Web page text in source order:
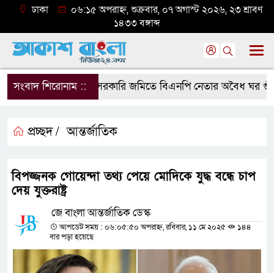
ঢাকা
০৬:১৫ অপরাহ্ন, শুক্রবার, ০৭ অগাস্ট ২০২৬, ২৩ শ্রাবণ
১৪৩৩ বঙ্গাব্দ
সংবাদ শিরোনাম ::সরকারি জমিতে বিএনপি নেতার অবৈধ ঘর গুঁড়িয়ে
প্রচ্ছদ / আন্তর্জাতিক
বিপজ্জনক গোয়েন্দা তথ্য পেয়ে মোদিকে যুদ্ধ বন্ধে চাপ
দেয় যুক্তরাষ্ট্র
জে বাংলা আন্তর্জাতিক ডেস্ক
আপডেট সময় : ০৬:০৫:৫০ অপরাহ্ন, রবিবার, ১১ মে ২০২৫
১৪৪
বার পড়া হয়েছে